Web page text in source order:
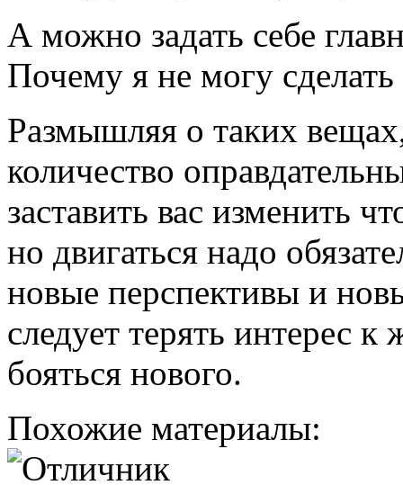
А можно задать себе
Почему я не могу сделать
Размышляя о таких
количество
заставить вас изменить
но двигаться надо
новые перспективы и
следует терять интерес
бояться нового.
Похожие материалы: